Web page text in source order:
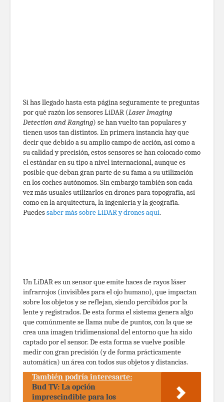
Si has llegado hasta esta página seguramente te preguntas
por qué razón los sensores LiDAR (Laser Imaging
Detection and Ranging) se han vuelto tan populares y
tienen usos tan distintos. En primera instancia hay que
decir que debido a su amplio campo de acción, así como a
su calidad y precisión, estos sensores se han colocado como
el estándar en su tipo a nivel internacional, aunque es
posible que deban gran parte de su fama a su utilización
en los coches autónomos. Sin embargo también son cada
vez más usuales utilizarlos en drones para topografía, así
como en la arquitectura, la ingeniería y la geografía.
Puedessaber más sobre LiDAR y drones aquí.
Un LiDAR es un sensor que emite haces de rayos láser
infrarrojos (invisibles para el ojo humano), que impactan
sobre los objetos y se reflejan, siendo percibidos por la
lente y registrados. De esta forma el sistema genera algo
que comúnmente se llama nube de puntos, con la que se
crea una imagen tridimensional del entorno que ha sido
captado por el sensor. De esta forma se vuelve posible
medir con gran precisión (y de forma prácticamente
automática) un área con todos sus objetos y distancias.
También podría interesarte:
Bud TV: La opción
imprescindible para los